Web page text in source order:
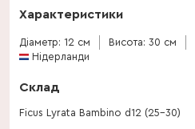
Характеристики
Діаметр: 12 см Висота: 30 см
Нідерланди
Склад
Ficus Lyrata Bambino d12 (25-30)